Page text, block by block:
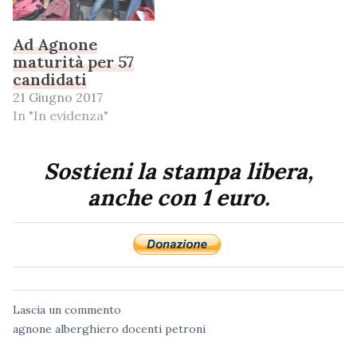
Ad Agnone
maturità per 57
candidati
21 Giugno 2017
In "In evidenza"
Sostieni la stampa libera,
anche con 1 euro.
Lascia un commento
agnone alberghiero docenti petroni